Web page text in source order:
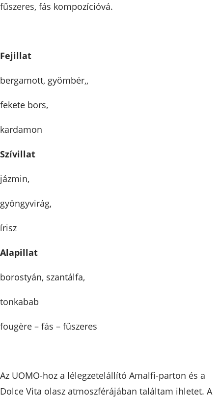
fűszeres, fás kompozícióvá.
Fejillat
bergamott, gyömbér,,
fekete bors,
kardamon
Szívillat
jázmin,
gyöngyvirág,
írisz
Alapillat
borostyán, szantálfa,
tonkabab
fougère – fás – fűszeres
Az UOMO-hoz a lélegzetelállító Amalfi-parton és a
Dolce Vita olasz atmoszférájában találtam ihletet. A